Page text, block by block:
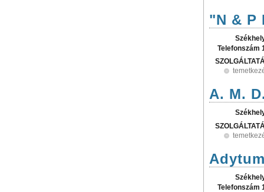
"N & P
Telefonszám
A. M.
Telefonszám